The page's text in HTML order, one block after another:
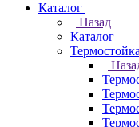
Каталог
Назад
Каталог